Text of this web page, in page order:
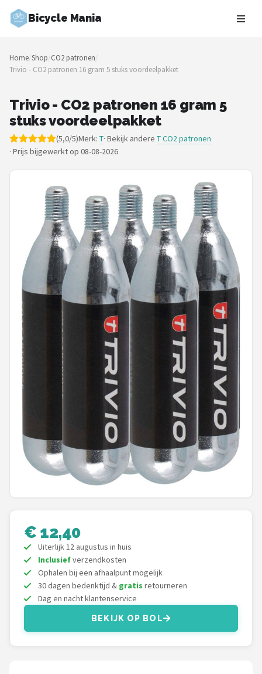
Bicycle Mania
Zoeken
NAVIGATIE
Merken
Blog
Fietsroutes
Kinderfietsen
Stadsfietsen
Elektrische fietsen
Mountainbikes
Shop
POPULAIRE MERKEN
Basil
Volare
AXA
New Looxs
BBB Cycling
Schwalbe
Voltano
Shimano
Alle merken →
Home/Shop/CO2 patronen/
Trivio - CO2 patronen 16 gram 5 stuks voordeelpakket
Trivio - CO2 patronen 16 gram 5
stuks voordeelpakket
(5,0/5)Merk: T· Bekijk andere T CO2 patronen
· Prijs bijgewerkt op 08-08-2026
€ 12,40
Uiterlijk 12 augustus in huis
Inclusiefverzendkosten
Ophalen bij een afhaalpunt mogelijk
30 dagen bedenktijd & gratis retourneren
Dag en nacht klantenservice
BEKIJK OP BOL